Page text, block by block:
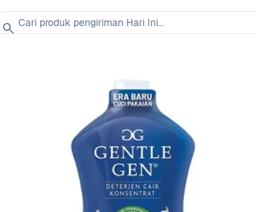
Cari produk pengiriman Hari Ini...